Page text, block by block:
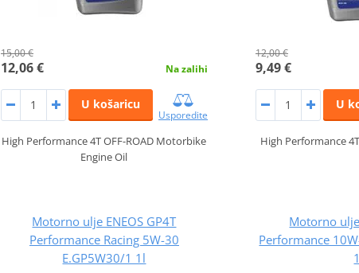
15,00 €
12,06 € Na zalihi
U košaricu
Usporedite
High Performance 4T OFF-ROAD Motorbike
Engine Oil
12,00 €
9,49 €
U
High Performance
Motorno ulje ENEOS GP4T
Performance Racing 5W-30
E.GP5W30/1 1l
Motorno ulje
Performance